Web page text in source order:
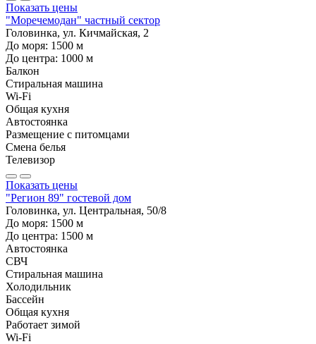
Показать цены
"Моречемодан" частный сектор
Головинка, ул. Кичмайская, 2
До моря: 1500 м
До центра: 1000 м
Балкон
Стиральная машина
Wi-Fi
Общая кухня
Автостоянка
Размещение с питомцами
Смена белья
Телевизор
Показать цены
"Регион 89" гостевой дом
Головинка, ул. Центральная, 50/8
До моря: 1500 м
До центра: 1500 м
Автостоянка
СВЧ
Стиральная машина
Холодильник
Бассейн
Общая кухня
Работает зимой
Wi-Fi